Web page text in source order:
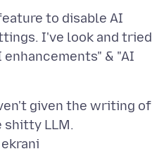
to disable AI
I've look and tried
& "AI
given the writing of